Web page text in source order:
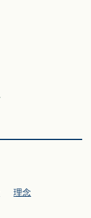
理念